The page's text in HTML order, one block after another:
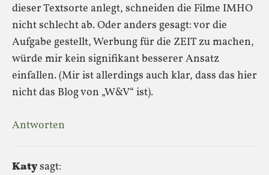
dieser Textsorte anlegt, schneiden die Filme IMHO
nicht schlecht ab. Oder anders gesagt: vor die
Aufgabe gestellt, Werbung für die ZEIT zu machen,
würde mir kein signifikant besserer Ansatz
einfallen. (Mir ist allerdings auch klar, dass das hier
nicht das Blog von „W&V“ ist).
Antworten
Katysagt: